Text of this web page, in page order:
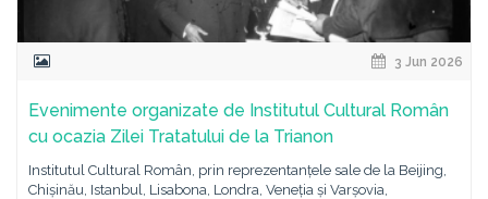
3 Jun 2026
Evenimente organizate de Institutul Cultural Român
cu ocazia Zilei Tratatului de la Trianon
Institutul Cultural Român, prin reprezentanțele sale de la Beijing,
Chișinău, Istanbul, Lisabona, Londra, Veneția și Varșovia,